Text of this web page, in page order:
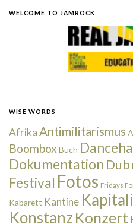
WELCOME TO JAMROCK
WISE WORDS
AfrikaAntimilitarismus
Boombox Buch
Dokumentation Dub
Festival Fotos Fridays
Kabarett Kantine
Konstanz Konzert